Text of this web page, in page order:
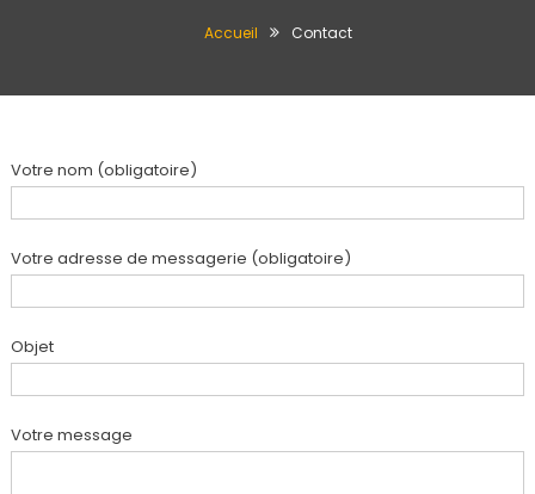
Accueil Contact
Votre nom (obligatoire)
Votre adresse de messagerie (obligatoire)
Objet
Votre message